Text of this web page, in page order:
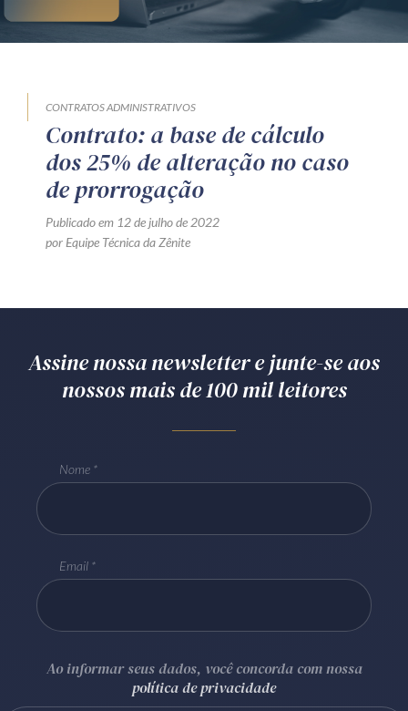
Batel
Curitiba/PR CEP 80240-000
CONTRATOS ADMINISTRATIVOS
Contrato: a base de cálculo
dos 25% de alteração no caso
de prorrogação
Publicado em 12 de julho de 2022
por Equipe Técnica da Zênite
Assine nossa newsletter e junte-se aos
nossos mais de 100 mil leitores
Nome
Email
Ao informar seus dados, você concorda com nossa
política de privacidade